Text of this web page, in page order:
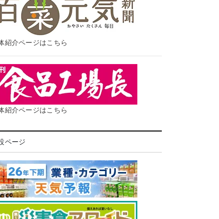
紹介ページはこちら
紹介ページはこちら
ページ